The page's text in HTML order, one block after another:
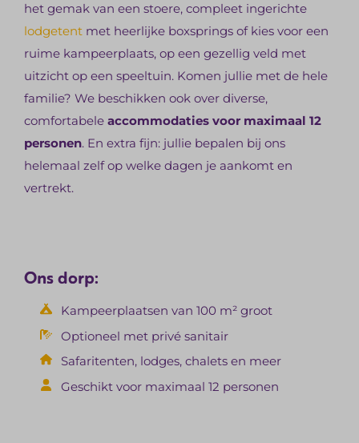
het gemak van een stoere, compleet ingerichte
lodgetent met heerlijke boxsprings of kies voor een
ruime kampeerplaats, op een gezellig veld met
uitzicht op een speeltuin. Komen jullie met de hele
familie? We beschikken ook over diverse,
comfortabeleaccommodaties voor maximaal 12
personen. En extra fijn: jullie bepalen bij ons
helemaal zelf op welke dagen je aankomt en
vertrekt.
Ons dorp:
Kampeerplaatsen van 100 m² groot
Optioneel met privé sanitair
Safaritenten, lodges, chalets en meer
Geschikt voor maximaal 12 personen